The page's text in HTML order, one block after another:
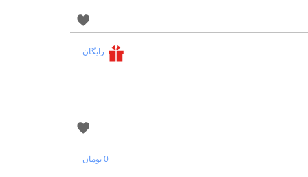
رایگان
0 تومان